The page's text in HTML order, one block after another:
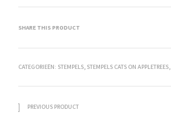
SHARE THIS PRODUCT
CATEGORIEËN: STEMPELS, STEMPELS CATS ON APPLETREES,
PREVIOUS PRODUCT